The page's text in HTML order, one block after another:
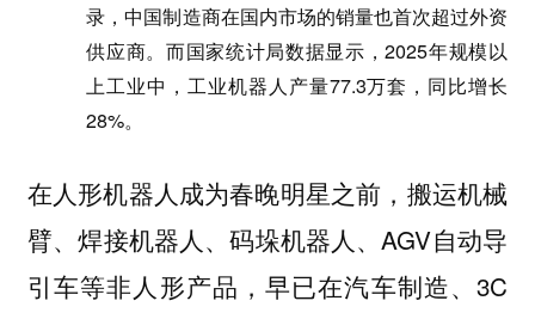
录，中国制造商在国内市场的销量也首次超过外资
供应商。而国家统计局数据显示，2025年规模以
上工业中，工业机器人产量77.3万套，同比增长
28%。
在人形机器人成为春晚明星之前，搬运机械
臂、焊接机器人、码垛机器人、AGV自动导
引车等非人形产品，早已在汽车制造、3C